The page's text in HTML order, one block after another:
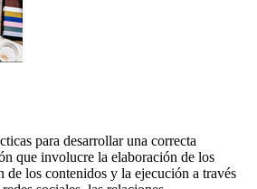
para desarrollar una correcta
que involucre la elaboración de los
de los contenidos y la ejecución a través